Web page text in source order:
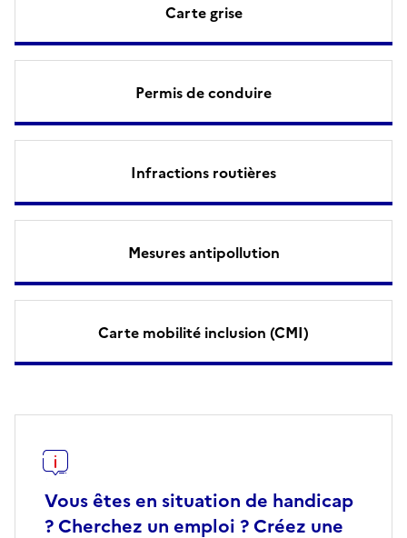
Carte grise
Permis de conduire
Infractions routières
Mesures antipollution
Carte mobilité inclusion (CMI)
Vous êtes en situation de handicap
? Cherchez un emploi ? Créez une